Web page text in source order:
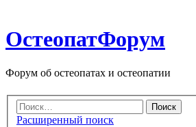
ОстеопатФорум
Форум об остеопатах и остеопатии
Расширенный поиск